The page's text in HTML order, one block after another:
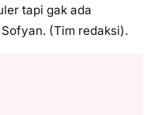
tapi gak ada
(Tim redaksi).